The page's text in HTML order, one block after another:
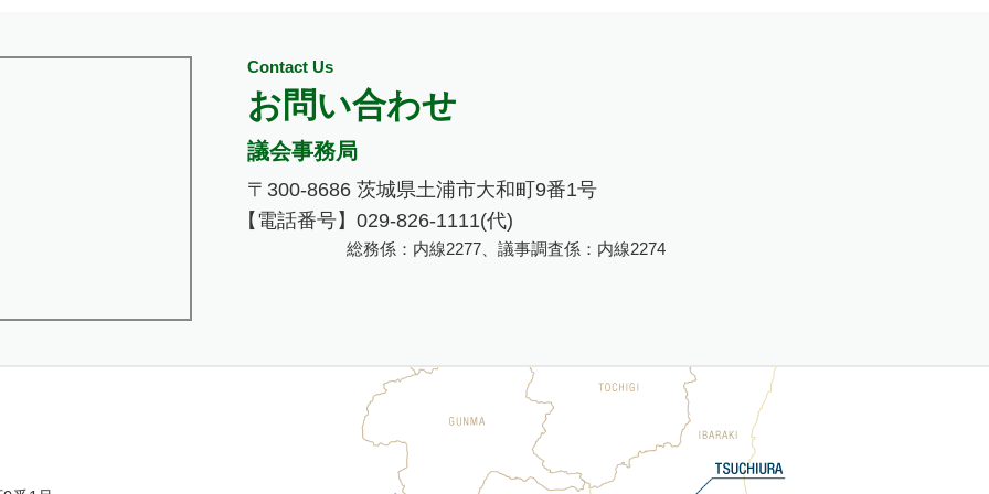
Contact Us
お問い合わせ
議会事務局
〒300-8686 茨城県土浦市大和町9番1号
【電話番号】029-826-1111(代)
総務係：内線2277、議事調査係：内線2274